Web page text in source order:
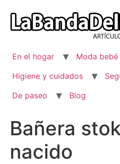
contenido
En el hogar Moda bebé
Higiene y cuidados
De paseo
Blog
Bañera
nacido